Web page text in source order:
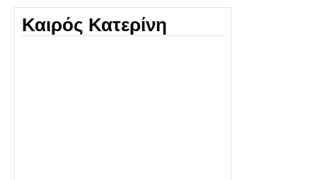
Καιρός Κατερίνη